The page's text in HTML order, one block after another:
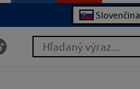
Slovenčina
Hľadaný výraz...